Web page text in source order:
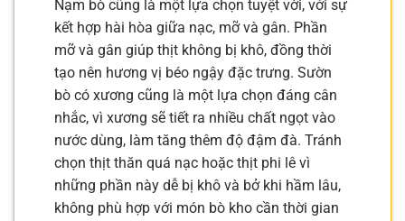
Nạm bò cũng là một lựa chọn tuyệt vời, với sự
kết hợp hài hòa giữa nạc, mỡ và gân. Phần
mỡ và gân giúp thịt không bị khô, đồng thời
tạo nên hương vị béo ngậy đặc trưng. Sườn
bò có xương cũng là một lựa chọn đáng cân
nhắc, vì xương sẽ tiết ra nhiều chất ngọt vào
nước dùng, làm tăng thêm độ đậm đà. Tránh
chọn thịt thăn quá nạc hoặc thịt phi lê vì
những phần này dễ bị khô và bở khi hầm lâu,
không phù hợp với món bò kho cần thời gian